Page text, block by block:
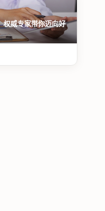
权威专家带你迈向好